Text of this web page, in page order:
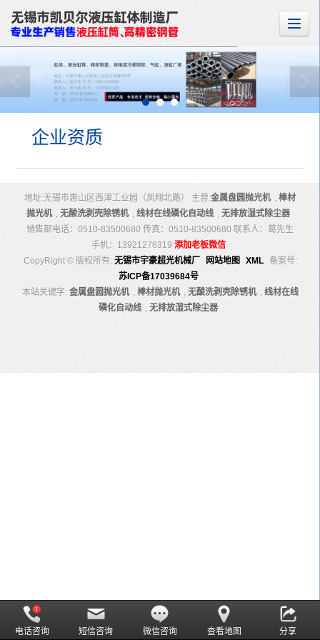
企业资质
地址:无锡市惠山区西漳工业园（凤翔北路） 主营:金属盘圆抛光机 , 棒材
抛光机 , 无酸洗剥壳除锈机 , 线材在线磷化自动线 , 无排放湿式除尘器
销售部电话：0510-83500680 传真：0510-83500680 联系人：葛先生
手机：13921276319 添加老板微信
CopyRight © 版权所有: 无锡市宇豪超光机械厂 网站地图 XML
备案号:
苏ICP备17039684号
本站关键字: 金属盘圆抛光机 , 棒材抛光机 , 无酸洗剥壳除锈机 , 线材在线
磷化自动线 , 无排放湿式除尘器
电话咨询 短信咨询 微信咨询 查看地图 分享